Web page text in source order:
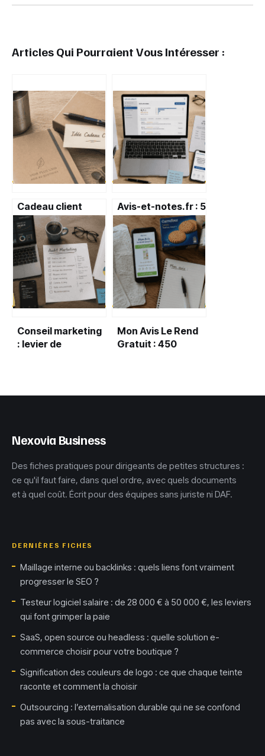
Articles Qui Pourraient Vous Intéresser :
Cadeau client
personnalisé : 5
règles d’or pour
marquer les
esprits sans
encombrer
Avis-et-notes.fr : 5
leviers de
vérification pour
débusquer les
faux avis et
acheter en toute
confiance
Conseil marketing
: levier de
Mon Avis Le Rend
Gratuit : 450
produits sans
Nexovia Business
Des fiches pratiques pour dirigeants de petites structures :
ce qu'il faut faire, dans quel ordre, avec quels documents
et à quel coût. Écrit pour des équipes sans juriste ni DAF.
DERNIÈRES FICHES
Maillage interne ou backlinks : quels liens font vraiment
progresser le SEO ?
Testeur logiciel salaire : de 28 000 € à 50 000 €, les leviers
qui font grimper la paie
SaaS, open source ou headless : quelle solution e-
commerce choisir pour votre boutique ?
Signification des couleurs de logo : ce que chaque teinte
raconte et comment la choisir
Outsourcing : l’externalisation durable qui ne se confond
pas avec la sous-traitance